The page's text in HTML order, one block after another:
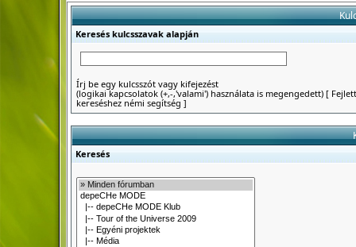
Keresés kulcsszavak alapján
Írj be egy kulcsszót vagy kifejezést
(logikai kapcsolatok (+,-,'valami') használata is megengedett)[
kereséshez némi segítség ]
Keresés